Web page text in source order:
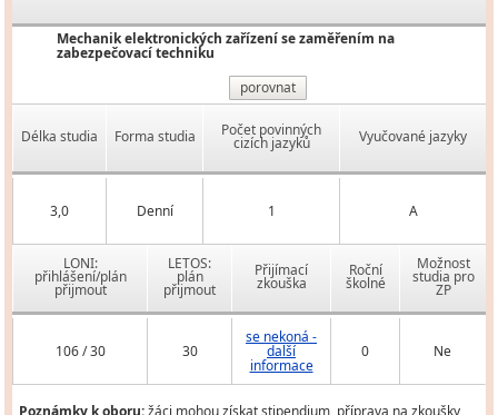
Mechanik elektronických zařízení se zaměřením na
zabezpečovací techniku
porovnat
Délka studia Forma studia Počet povinných
cizích jazyků Vyučované jazyky
3,0 Denní 1 A
LONI:
přihlášení/plán
přijmout
LETOS:
plán
přijmout
Přijímací
zkouška
Roční
školné
Možnost
studia pro
ZP
106 / 30 30
se nekoná -
další
informace
0 Ne